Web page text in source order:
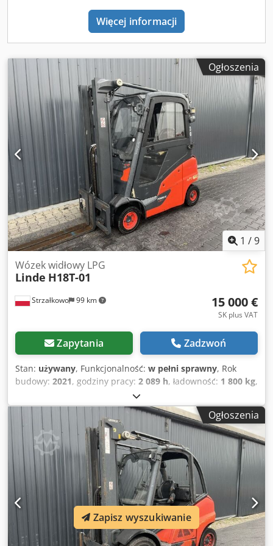
Więcej informacji
Ogłoszenia
1 /9
Strzałkowo 99 km
Wózek widłowy LPG
Linde H18T-01
15 000 €
SK plus VAT
Zapytania Zadzwoń
Stan: używany, Funkcjonalność: w pełni sprawny, Rok
budowy: 2021, godziny pracy: 2 089 h, ładowność: 1 800 kg,
4 925 mm
podnoszenia:1 619 mm, rodzaj paliwa:gaz, typ masztu:
triplex , wysokość konstrukcyjna: 2 221 mm, typ napędu:
Treibgas, Wózek widłowy z napędem gazowym Crsdpfx
Aqezri Raeqsf Klasa ISO: ISO Klasa 2 = 1.000 - 2.500 kg Typ
masztu: Triplex Stan: Gotowy do pracy i w pełni sprawny
Stan techniczny: dobry Przesuw boczny, 3. zawór,
ogrzewanie, pełna kabina,
Ogłoszenia
Zapisz wyszukiwanie